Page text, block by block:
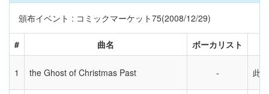
頒布イベント : コミックマーケット75(2008/12/29)
# 曲名 ボーカリスト
1 the Ghost of Christmas Past 此